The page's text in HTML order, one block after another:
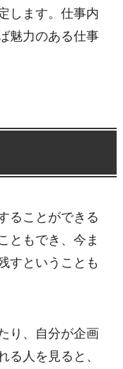
します。仕事内
魅力のある仕事
ることができる
ともでき、今ま
すということも
り、自分が企画
る人を見ると、